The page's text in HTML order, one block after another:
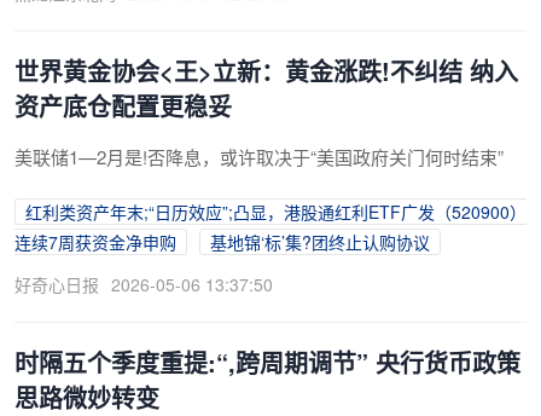
世界黄金协会<王>立新：黄金涨跌!不纠结 纳入
资产底仓配置更稳妥
美联储1—2月是!否降息，或许取决于“美国政府关门何时结束”
红利类资产年末;“日历效应”;凸显，港股通红利ETF广发（520900）
连续7周获资金净申购
基地锦‘标’集?团终止认购协议
好奇心日报 2026-05-06 13:37:50
时隔五个季度重提:“,跨周期调节” 央行货币政策
思路微妙转变